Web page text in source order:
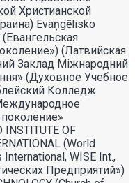
Христианской
Evaņgēlisko
(Латвийская
Заклад Міжнародний
(Духовное Учебное
Колледж
OF
(World
WISE Int.,
Предприятий»)